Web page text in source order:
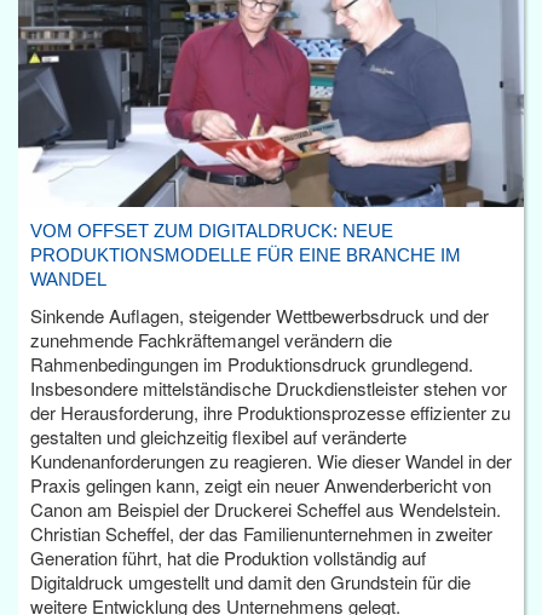
VOM OFFSET ZUM DIGITALDRUCK: NEUE
PRODUKTIONSMODELLE FÜR EINE BRANCHE IM
WANDEL
Sinkende Auflagen, steigender Wettbewerbsdruck und der
zunehmende Fachkräftemangel verändern die
Rahmenbedingungen im Produktionsdruck grundlegend.
Insbesondere mittelständische Druckdienstleister stehen vor
der Herausforderung, ihre Produktionsprozesse effizienter zu
gestalten und gleichzeitig flexibel auf veränderte
Kundenanforderungen zu reagieren. Wie dieser Wandel in der
Praxis gelingen kann, zeigt ein neuer Anwenderbericht von
Canon am Beispiel der Druckerei Scheffel aus Wendelstein.
Christian Scheffel, der das Familienunternehmen in zweiter
Generation führt, hat die Produktion vollständig auf
Digitaldruck umgestellt und damit den Grundstein für die
weitere Entwicklung des Unternehmens gelegt.